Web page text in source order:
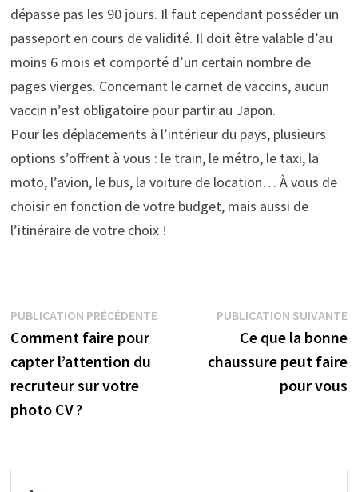
dépasse pas les 90 jours. Il faut cependant posséder un
passeport en cours de validité. Il doit être valable d’au
moins 6 mois et comporté d’un certain nombre de
pages vierges. Concernant le carnet de vaccins, aucun
vaccin n’est obligatoire pour partir au Japon.
Pour les déplacements à l’intérieur du pays, plusieurs
options s’offrent à vous : le train, le métro, le taxi, la
moto, l’avion, le bus, la voiture de location… À vous de
choisir en fonction de votre budget, mais aussi de
l’itinéraire de votre choix !
Navigation
de
l’article
PUBLICATION PRÉCÉDENTEPublication
Comment faire pour
capter l’attention du
recruteur sur votre
photo CV ?
PUBLICATION SUIVANTE
Ce que la bonne
chaussure peut faire
pour vous